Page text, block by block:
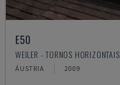
E50
WEILER - TORNOS HORIZONTAIS
ÁUSTRIA 2009